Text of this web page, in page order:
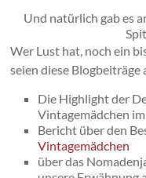
Und natürlich gab es
Wer Lust hat, noch ein
seien diese Blogbeiträge
Die Highlight der
Vintagemädchen
Bericht über den
Vintagemädchen
über das